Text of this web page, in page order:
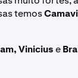
temos
Viniciuse